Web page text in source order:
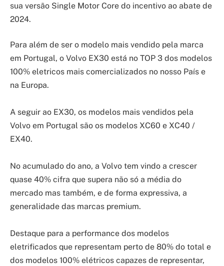
sua versão Single Motor Core do incentivo ao abate de
2024.
Para além de ser o modelo mais vendido pela marca
em Portugal, o Volvo EX30 está no TOP 3 dos modelos
100% eletricos mais comercializados no nosso País e
na Europa.
A seguir ao EX30, os modelos mais vendidos pela
Volvo em Portugal são os modelos XC60 e XC40 /
EX40.
No acumulado do ano, a Volvo tem vindo a crescer
quase 40% cifra que supera não só a média do
mercado mas também, e de forma expressiva, a
generalidade das marcas premium.
Destaque para a performance dos modelos
eletrificados que representam perto de 80% do total e
dos modelos 100% elétricos capazes de representar,